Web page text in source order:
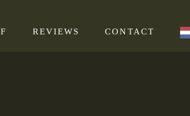
REVIEWS CONTACT